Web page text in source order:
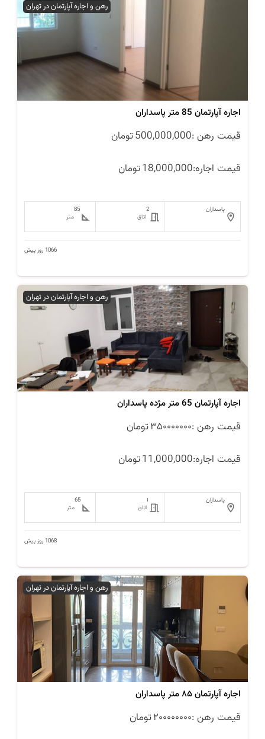
رهن و اجاره آپارتمان در تهران
اجاره آپارتمان 85 متر پاسداران
قیمت رهن :500,000,000تومان
قیمت اجاره:18,000,000تومان
پاسداران
2
اتاق
85
متر
1066 روز پیش
رهن و اجاره آپارتمان در تهران
اجاره آپارتمان 65 متر مژده پاسداران
قیمت رهن :۳۵۰۰۰۰۰۰۰تومان
قیمت اجاره:11,000,000تومان
پاسداران
۱
اتاق
65
متر
1068 روز پیش
رهن و اجاره آپارتمان در تهران
اجاره آپارتمان ۸۵ متر پاسداران
قیمت رهن :۲۰۰۰۰۰۰۰۰تومان